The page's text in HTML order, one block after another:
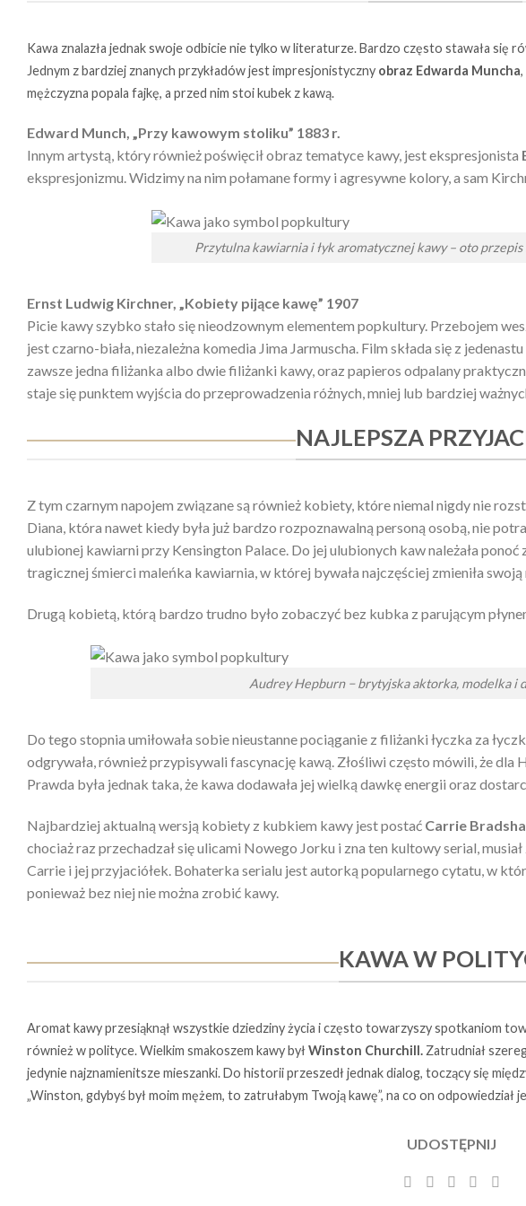
Kawa znalazła jednak swoje odbicie nie tylko w literaturze. Bardzo często stawała
Jednym z bardziej znanych przykładów jest impresjonistyczny obraz Edwarda Muncha
mężczyzna popala fajkę, a przed nim stoi kubek z kawą.
Edward Munch, „Przy kawowym stoliku” 1883 r.
Innym artystą, który również poświęcił obraz tematyce kawy, jest ekspresjonista
ekspresjonizmu. Widzimy na nim połamane formy i agresywne kolory, a sam
Przytulna kawiarnia i łyk aromatycznej kawy – oto
Ernst Ludwig Kirchner, „Kobiety pijące kawę” 1907
Picie kawy szybko stało się nieodzownym elementem popkultury. Przebojem
jest czarno-biała, niezależna komedia Jima Jarmuscha. Film składa się z
zawsze jedna filiżanka albo dwie filiżanki kawy, oraz papieros odpalany
staje się punktem wyjścia do przeprowadzenia różnych, mniej lub bardziej
NAJLEPSZA
Z tym czarnym napojem związane są również kobiety, które niemal nigdy nie
Diana, która nawet kiedy była już bardzo rozpoznawalną personą osobą, nie
ulubionej kawiarni przy Kensington Palace. Do jej ulubionych kaw należała ponoć
tragicznej śmierci maleńka kawiarnia, w której bywała najczęściej zmieniła swoją
Drugą kobietą, którą bardzo trudno było zobaczyć bez kubka z parującym
Audrey Hepburn − brytyjska aktorka, modelka i
Do tego stopnia umiłowała sobie nieustanne pociąganie z filiżanki łyczka za
odgrywała, również przypisywali fascynację kawą. Złośliwi często mówili, że dla
Prawda była jednak taka, że kawa dodawała jej wielką dawkę energii oraz
Najbardziej aktualną wersją kobiety z kubkiem kawy jest postać Carrie
chociaż raz przechadzał się ulicami Nowego Jorku i zna ten kultowy serial,
Carrie i jej przyjaciółek. Bohaterka serialu jest autorką popularnego cytatu, w
ponieważ bez niej nie można zrobić kawy.
KAWA W
Aromat kawy przesiąknął wszystkie dziedziny życia i często towarzyszy spotkaniom
również w polityce. Wielkim smakoszem kawy byłWinston Churchill. Zatrudniał
jedynie najznamienitsze mieszanki. Do historii przeszedł jednak dialog, toczący się
„Winston, gdybyś był moim mężem, to zatrułabym Twoją kawę”, na co on odpowiedział
UDOSTĘPNIJ